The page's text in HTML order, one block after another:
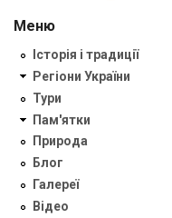
Меню
Історія і традиції
Регіони України
Тури
Пам'ятки
Природа
Блог
Галереї
Відео